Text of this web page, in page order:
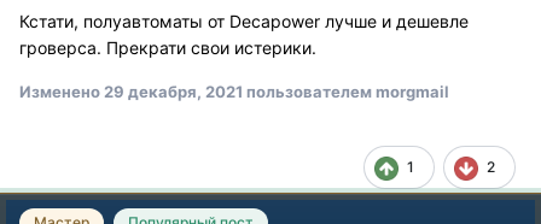
Кстати, полуавтоматы от Decapower лучше и дешевле
гроверса. Прекрати свои истерики.
Изменено 29 декабря, 2021 пользователем morgmail
1 2